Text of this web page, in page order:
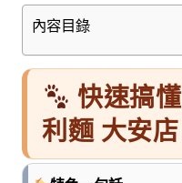
理
成
清
楚
旅
遊
內容目錄
快速搞
利麵 大安